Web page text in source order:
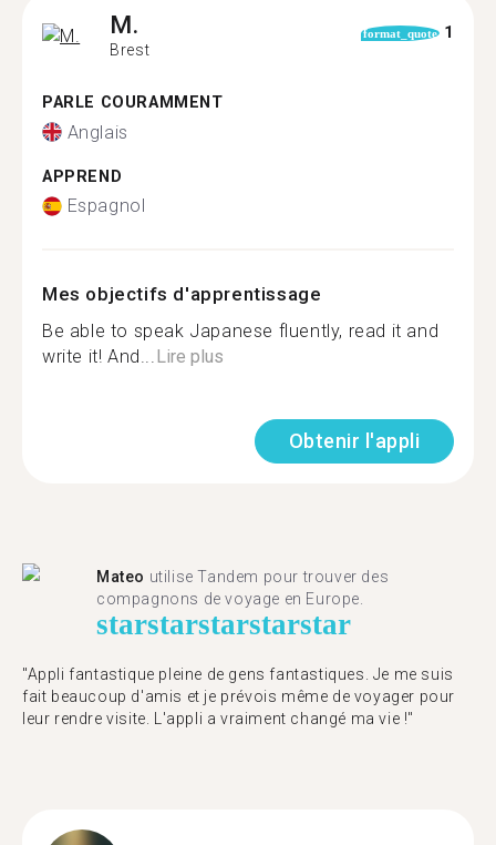
M.
Brest
format_quote 1
PARLE COURAMMENT
Anglais
APPREND
Espagnol
Mes objectifs d'apprentissage
Be able to speak Japanese fluently, read it and
write it! And...Lire plus
Obtenir l'appli
Mateo utilise Tandem pour trouver des
compagnons de voyage en Europe.
starstarstarstarstar
"Appli fantastique pleine de gens fantastiques. Je me suis
fait beaucoup d'amis et je prévois même de voyager pour
leur rendre visite. L'appli a vraiment changé ma vie !"